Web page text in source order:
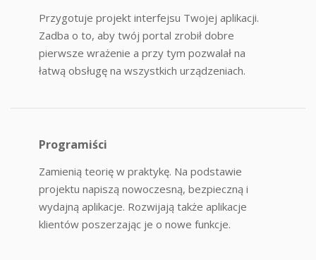
Przygotuje projekt interfejsu Twojej aplikacji.
Zadba o to, aby twój portal zrobił dobre
pierwsze wrażenie a przy tym pozwalał na
łatwą obsługę na wszystkich urządzeniach.
Programiści
Zamienią teorię w praktykę. Na podstawie
projektu napiszą nowoczesną, bezpieczną i
wydajną aplikacje. Rozwijają także aplikacje
klientów poszerzając je o nowe funkcje.